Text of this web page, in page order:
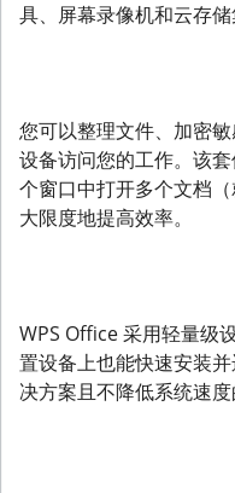
具、屏幕录像机和云存储
您可以整理文件、加密
设备访问您的工作。该
个窗口中打开多个文档
大限度地提高效率。
WPS Office 采用轻量级
置设备上也能快速安装
决方案且不降低系统速度